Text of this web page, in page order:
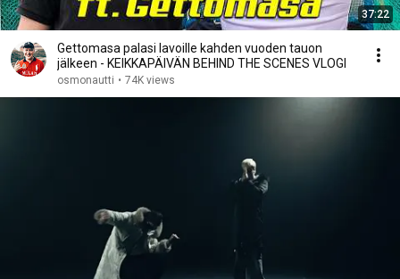
37:22
Gettomasa palasi lavoille kahden vuoden tauon
jälkeen - KEIKKAPÄIVÄN BEHIND THE SCENES VLOGI
osmonautti • 74K views